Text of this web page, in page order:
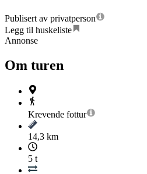
Publisert av privatperson
Legg til huskeliste
Annonse
Om turen
Krevende fottur
14,3 km
5 t